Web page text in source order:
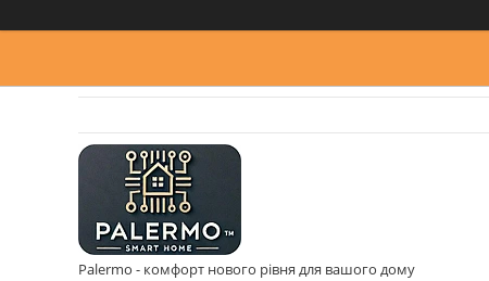
Palermo - комфорт нового рівня для вашого дому